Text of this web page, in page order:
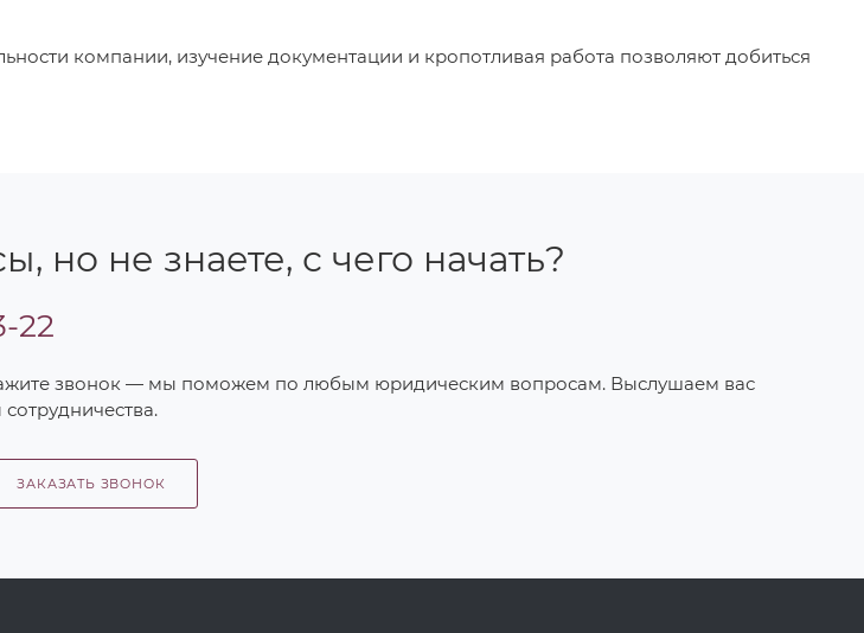
компании, изучение документации и кропотливая работа позволяют добиться
но не знаете, с чего начать?
22
звонок — мы поможем по любым юридическим вопросам. Выслушаем вас
ЗАКАЗАТЬ ЗВОНОК